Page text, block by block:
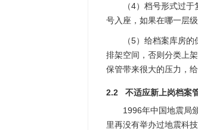
（4）档号形式过
号入座，如果在哪一层
（5）给档案库房
排架空间，否则分类上
保管带来很大的压力，
2.2 不适应新上岗档案
1996年中国地震局
里再没有举办过地震科